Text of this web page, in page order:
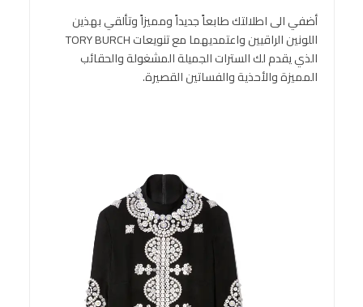
أضفي الى اطلالتك طابعاً جديداً ومميزاً وتألقي بهذين
اللونين الراقيين واعتمديهما مع تنويعات TORY BURCH
الذي يقدم لك السترات الجميلة المشغولة والحقائب
المميزة والأحذية والفساتين القصيرة.